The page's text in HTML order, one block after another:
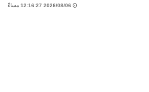
2026/08/06 12:16:27 مساءً